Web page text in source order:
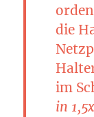
die
im
in